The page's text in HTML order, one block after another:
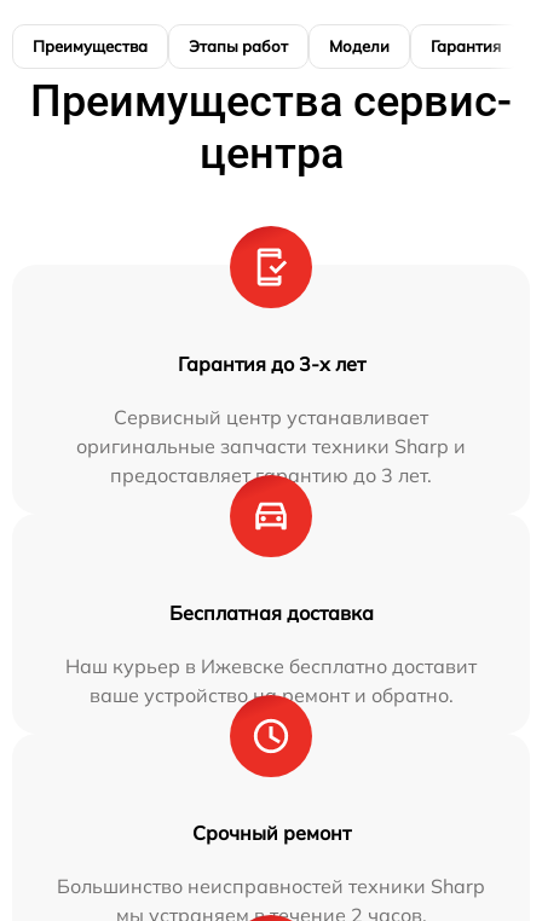
Преимущества Этапы работ Модели Гарантия
Преимущества сервис-
центра
Гарантия до 3-х лет
Сервисный центр устанавливает
оригинальные запчасти техники Sharp и
предоставляет гарантию до 3 лет.
Бесплатная доставка
Наш курьер в Ижевске бесплатно доставит
ваше устройство на ремонт и обратно.
Срочный ремонт
Большинство неисправностей техники Sharp
мы устраняем в течение 2 часов.